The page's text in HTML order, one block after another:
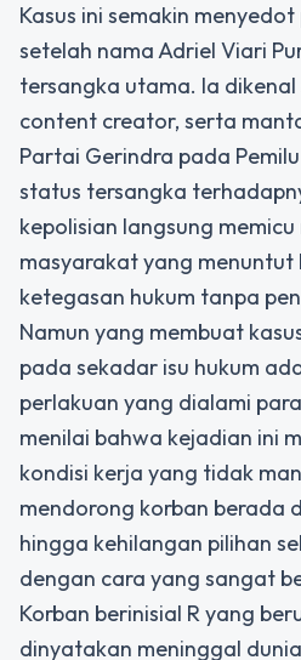
Kasus ini semakin
setelah nama Adriel Viari
tersangka utama. Ia
content creator, serta
Partai Gerindra pada
status tersangka
kepolisian langsung
masyarakat yang menuntut
ketegasan hukum tanpa
Namun yang membuat
pada sekadar isu hukum
perlakuan yang dialami
menilai bahwa kejadian ini
kondisi kerja yang tidak
mendorong korban berada
hingga kehilangan pilihan
dengan cara yang sangat
Korban berinisial R yang
dinyatakan meninggal